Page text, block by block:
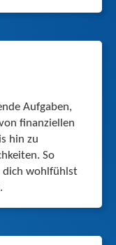
Aufgaben,
finanziellen
hin zu
So
dich wohlfühlst